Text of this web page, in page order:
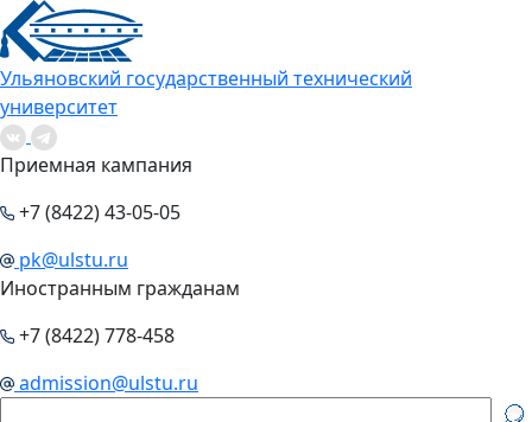
Ульяновский государственный технический
университет
Приемная кампания
+7 (8422) 43-05-05
pk@ulstu.ru
Иностранным гражданам
+7 (8422) 778-458
admission@ulstu.ru